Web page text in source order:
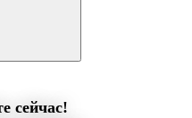
сейчас!